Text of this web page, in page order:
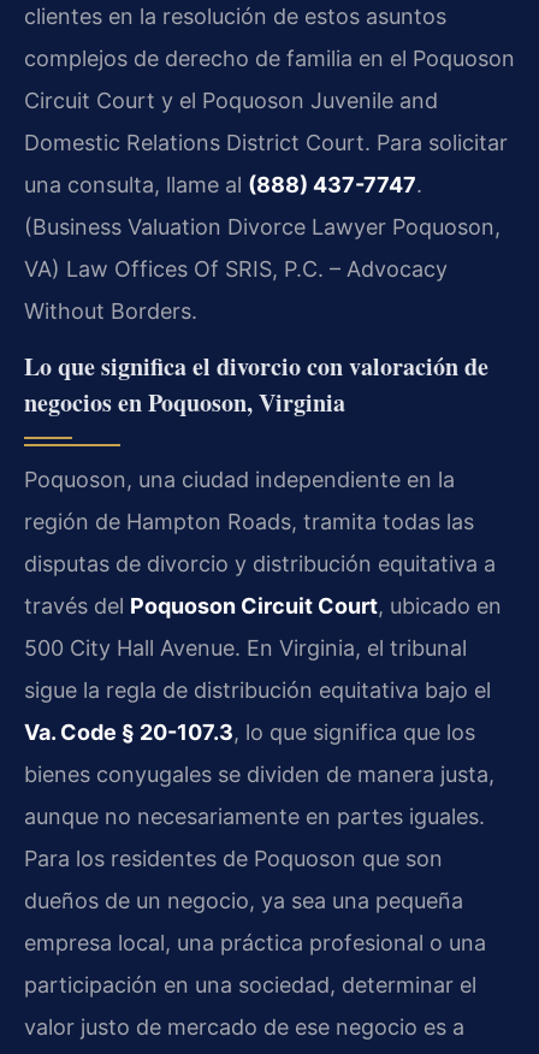
clientes en la resolución de estos asuntos
complejos de derecho de familia en el Poquoson
Circuit Court y el Poquoson Juvenile and
Domestic Relations District Court. Para solicitar
una consulta, llame al (888) 437-7747.
(Business Valuation Divorce Lawyer Poquoson,
VA) Law Offices Of SRIS, P.C. – Advocacy
Without Borders.
Lo que significa el divorcio con valoración de
negocios en Poquoson, Virginia
Poquoson, una ciudad independiente en la
región de Hampton Roads, tramita todas las
disputas de divorcio y distribución equitativa a
través del Poquoson Circuit Court, ubicado en
500 City Hall Avenue. En Virginia, el tribunal
sigue la regla de distribución equitativa bajo el
Va. Code § 20-107.3, lo que significa que los
bienes conyugales se dividen de manera justa,
aunque no necesariamente en partes iguales.
Para los residentes de Poquoson que son
dueños de un negocio, ya sea una pequeña
empresa local, una práctica profesional o una
participación en una sociedad, determinar el
valor justo de mercado de ese negocio es a